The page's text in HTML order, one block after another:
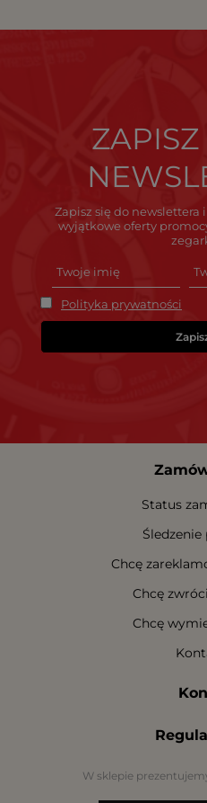
Zapisz się do newslettera
wyjątkowe oferty
Polityka prywatności
Status
Śledzenie
Chcę
Chcę
Chcę
W sklepie